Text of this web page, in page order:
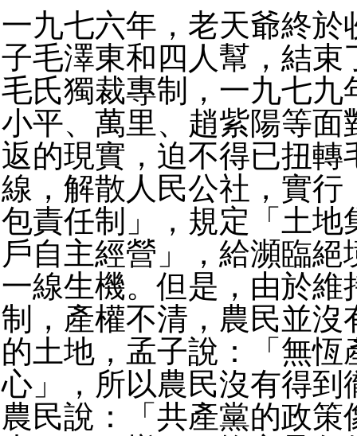
一九七六年，老天爺終於
子毛澤東和四人幫，結束
毛氏獨裁專制，一九七九
小平、萬里、趙紫陽等面
返的現實，迫不得已扭轉
線，解散人民公社，實行
包責任制」，規定「土地
戶自主經營」，給瀕臨絕
一線生機。但是，由於維
制，產權不清，農民並沒
的土地，孟子說：「無恆
心」，所以農民沒有得到
農民說：「共產黨的政策